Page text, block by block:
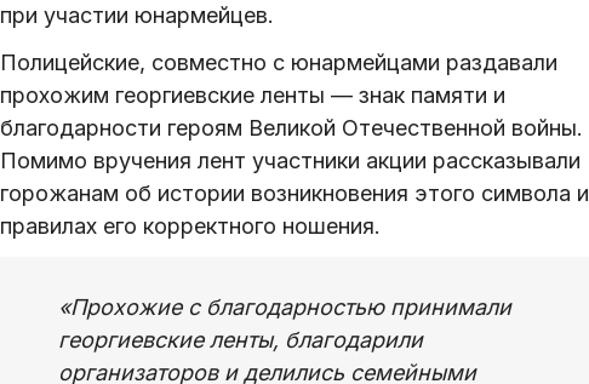
при участии юнармейцев.
Полицейские, совместно с юнармейцами раздавали
прохожим георгиевские ленты — знак памяти и
благодарности героям Великой Отечественной войны.
Помимо вручения лент участники акции рассказывали
горожанам об истории возникновения этого символа и
правилах его корректного ношения.
«Прохожие с благодарностью принимали
георгиевские ленты, благодарили
организаторов и делились семейными